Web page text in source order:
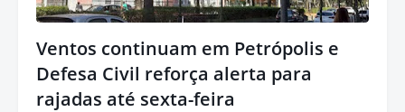
Ventos continuam em Petrópolis e
Defesa Civil reforça alerta para
rajadas até sexta-feira